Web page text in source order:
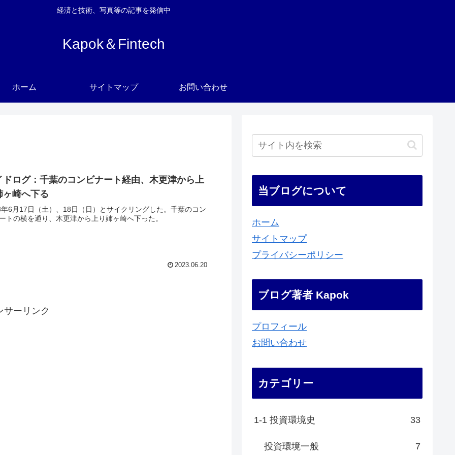
経済と技術、写真等の記事を発信中
Kapok＆Fintech
ホーム サイトマップ お問い合わせ
ドログ：千葉のコンビナート経由、木更津から上
ヶ崎へ下る
6月17日（土）、18日（日）とサイクリングした。千葉のコン
トの横を通り、木更津から上り姉ヶ崎へ下った。
2023.06.20
サーリンク
当ブログについて
ホーム
サイトマップ
プライバシーポリシー
ブログ著者 Kapok
プロフィール
お問い合わせ
カテゴリー
1-1 投資環境史 33
投資環境一般 7